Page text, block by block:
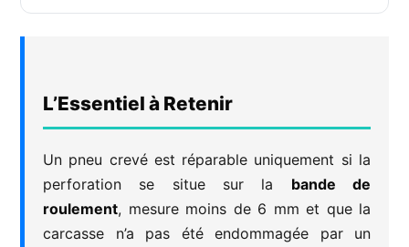
L’Essentiel à Retenir
Un pneu crevé est réparable uniquement si la
perforation se situe sur la bande de
roulement, mesure moins de 6 mm et que la
carcasse n’a pas été endommagée par un